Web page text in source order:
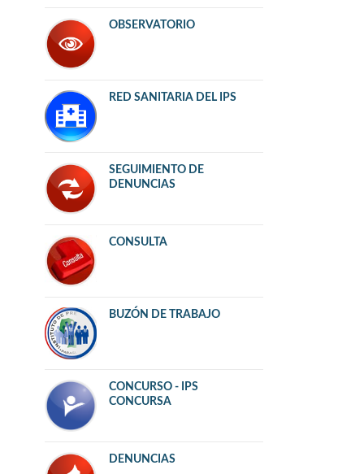
OBSERVATORIO
RED SANITARIA DEL IPS
SEGUIMIENTO DE
DENUNCIAS
CONSULTA
BUZÓN DE TRABAJO
CONCURSO - IPS
CONCURSA
DENUNCIAS